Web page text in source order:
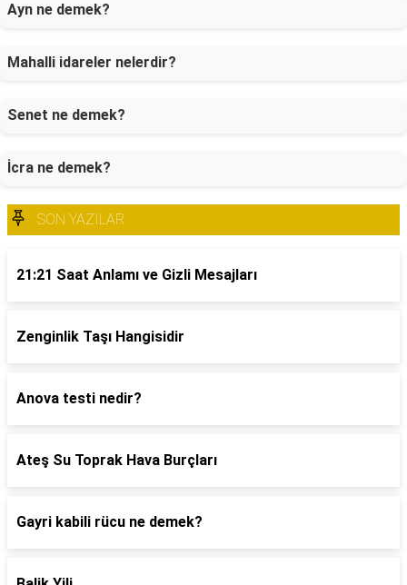
Ayn ne demek?
Mahalli idareler nelerdir?
Senet ne demek?
İcra ne demek?
SON YAZILAR
21:21 Saat Anlamı ve Gizli Mesajları
Zenginlik Taşı Hangisidir
Anova testi nedir?
Ateş Su Toprak Hava Burçları
Gayri kabili rücu ne demek?